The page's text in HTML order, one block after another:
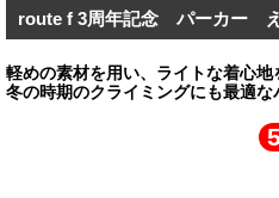
route f 3周年記念 パーカー
軽めの素材を用い、ライトな着心地
冬の時期のクライミングにも最適な